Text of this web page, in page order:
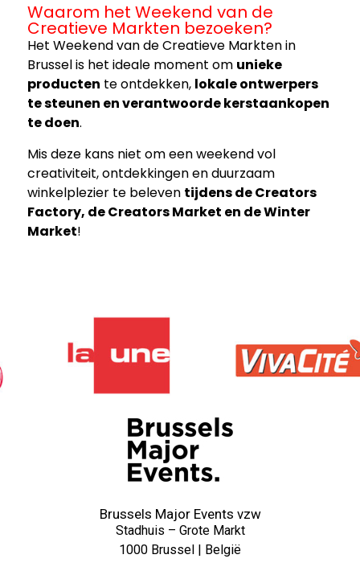
Waarom het Weekend van de
Creatieve Markten bezoeken?
Het Weekend van de Creatieve Markten in
Brussel is het ideale moment om unieke
producten te ontdekken, lokale ontwerpers
te steunen en verantwoorde kerstaankopen
te doen.
Mis deze kans niet om een weekend vol
creativiteit, ontdekkingen en duurzaam
winkelplezier te beleven tijdens de Creators
Factory, de Creators Market en de Winter
Market!
Brussels Major Events vzw
Stadhuis – Grote Markt
1000 Brussel | België